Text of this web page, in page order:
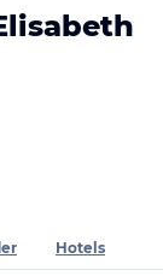
Hotels